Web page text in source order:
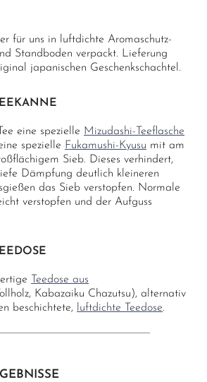
für uns in luftdichte Aromaschutz-
Standboden verpackt. Lieferung
japanischen Geschenkschachtel.
eine spezielle Mizudashi-Teeflasche
spezielle Fukamushi-Kyusu mit am
Sieb. Dieses verhindert,
Dämpfung deutlich kleineren
das Sieb verstopfen. Normale
verstopfen und der Aufguss
Teedose aus
Kabazaiku Chazutsu), alternativ
beschichtete,
luftdichte Teedose.